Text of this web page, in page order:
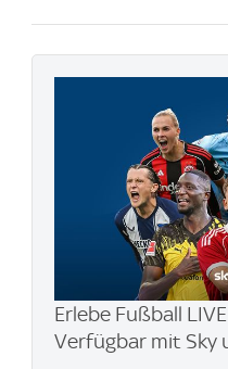
Erlebe Fußball
Verfügbar mit Sky